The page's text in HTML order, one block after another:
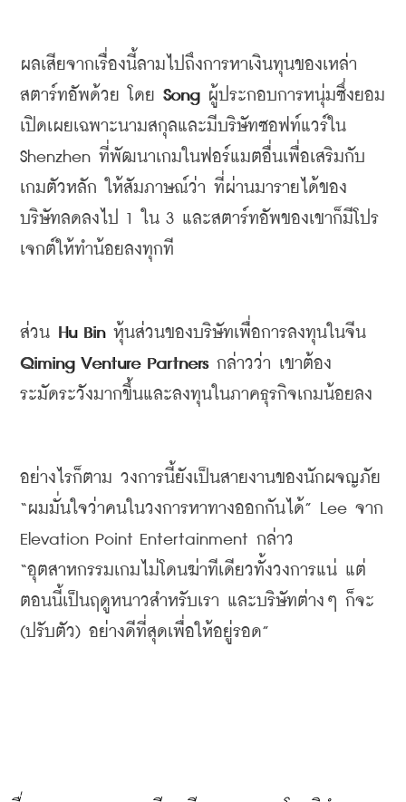
ผลเสียจากเรื่องนี้ลามไปถึงการหาเงินทุนของเหล่า
สตาร์ทอัพด้วย
โดย Song ผู้ประกอบการหนุ่มซึ่งยอม
เปิดเผยเฉพาะนามสกุลและมีบริษัทซอฟท์แวร์ใน
Shenzhen ที่พัฒนาเกมในฟอร์แมตอื่นเพื่อเสริมกับ
เกมตัวหลัก
ให้สัมภาษณ์ว่า ที่ผ่านมารายได้ของ
บริษัทลดลงไป 1 ใน 3 และสตาร์ทอัพของเขาก็มีโปร
เจกต์ให้ทำน้อยลงทุกที
ส่วน Hu Bin หุ้นส่วนของบริษัทเพื่อการลงทุนในจีน
Qiming Venture Partners กล่าวว่า เขาต้อง
ระมัดระวังมากขึ้นและลงทุนในภาคธุรกิจเกมน้อยลง
อย่างไรก็ตาม วงการนี้ยังเป็นสายงานของนักผจญภัย
“ผมมั่นใจว่าคนในวงการหาทางออกกันได้” Lee จาก
Elevation Point Entertainment กล่าว
“อุตสาหกรรมเกมไม่โดนฆ่าทีเดียวทั้งวงการแน่ แต่
ตอนนี้เป็นฤดูหนาวสำหรับเรา และบริษัทต่างๆ ก็จะ
(ปรับตัว) อย่างดีที่สุดเพื่อให้อยู่รอด”